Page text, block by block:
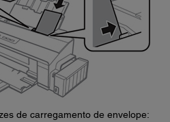
de carregamento de envelope: